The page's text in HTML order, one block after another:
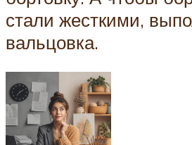
стали жесткими,
вальцовка.